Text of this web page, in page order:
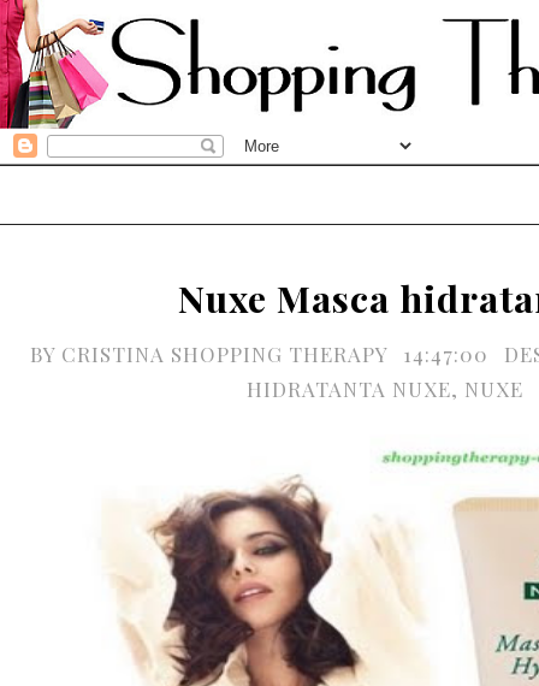
Nuxe Masca
BY CRISTINA SHOPPING THERAPY 14:47:00
HIDRATANTA NUXE, NUXE